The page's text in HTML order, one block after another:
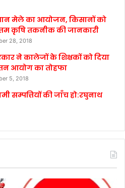
मेले का आयोजन, किसानों को
कृषि तकनीक की जानकारी
28, 2018
ने कालेजों के शिक्षकों को दिया
आयोग का तोहफा
5, 2018
सम्पत्तियों की जाँच हो:रघुनाथ